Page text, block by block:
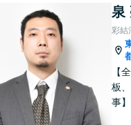
泉
彩結
【
板
事